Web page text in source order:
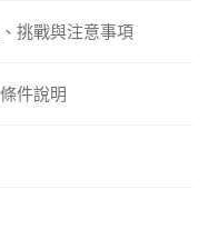
挑戰與注意事項
件說明